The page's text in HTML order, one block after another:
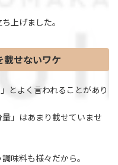
上げました。
載せないワケ
とよく言われることがあり
」はあまり載せていませ
味料も様々だから。